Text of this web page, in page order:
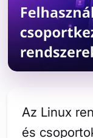
Az Linux
és